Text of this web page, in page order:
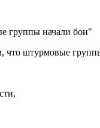
штурмовые